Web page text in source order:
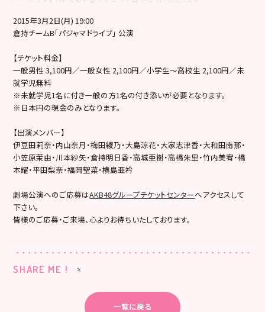
2015年3月2日(月) 19:00
倉持チームB「パジャマドライブ」 公演
【チケット料金】
一般男性 3,100円／一般女性 2,100円／小学生～高校生 2,100円／未
就学児無料
※未就学児1名に付き一般の方1名の付き添いが必要となります。
※日本円の現金のみとなります。
【出演メンバー】
伊豆田莉奈・内山奈月・梅田綾乃・大島涼花・大家志津香・大和田南那・
小笠原茉由・川本紗矢・倉持明日香・高城亜樹・高橋朱里・竹内美宥・橋
本耀・平田梨奈・福岡聖菜・横島亜衿
劇場公演へのご応募はAKB48グループチケットセンターへアクセスして
下さい。
皆様のご応募・ご来場、心よりお待ちいたしております。
SHARE ME !
一覧に戻る